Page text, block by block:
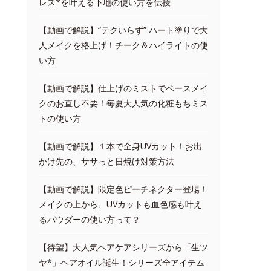
【動画で解説】“テクいらず” ハート塗りで大
人メイクを格上げ！チーク＆ハイライトの使
い方
【動画で解説】仕上げのミストでベースメイ
クのお直し不要！毎夏大人気の化粧もちミス
トの使い方
【動画で解説】１本で全身UVカット！お出
かけ先の、ササっと日焼け対策方法
【動画で解説】限定色ピーチネクター登場！
メイクの上から、UVカットも血色感も叶え
るパウダーの使い方って？
【待望】大人気ヘアケアシリーズから「生ツ
ヤ*」ヘアオイル誕生！シリーズ全アイテム